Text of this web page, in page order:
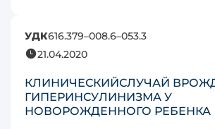
УДК616.379–008.6–053.3
21.04.2020
КЛИНИЧЕСКИЙСЛУЧАЙ
ГИПЕРИНСУЛИНИЗМА У
НОВОРОЖДЕННОГО РЕБЕНКА